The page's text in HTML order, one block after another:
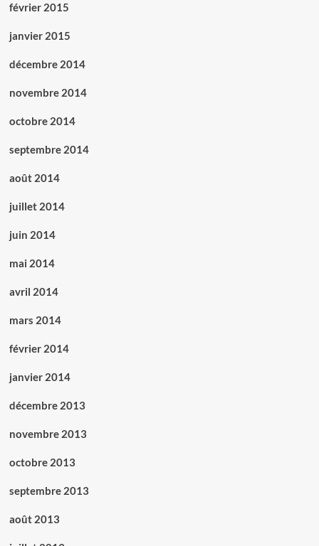
février 2015
janvier 2015
décembre 2014
novembre 2014
octobre 2014
septembre 2014
août 2014
juillet 2014
juin 2014
mai 2014
avril 2014
mars 2014
février 2014
janvier 2014
décembre 2013
novembre 2013
octobre 2013
septembre 2013
août 2013